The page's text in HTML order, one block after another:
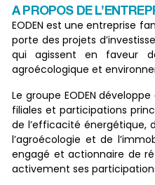
A PROPOS DE
EODEN est une entreprise
porte des projets
qui agissent en faveur
agroécologique et
Le groupe EODEN
filiales et participations
de l’efficacité énergétique,
l’agroécologie et de
engagé et actionnaire de
activement ses